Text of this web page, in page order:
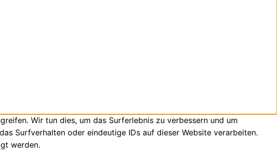
Wir tun dies, um das Surferlebnis zu verbessern und um
Surfverhalten oder eindeutige IDs auf dieser Website verarbeiten.
werden.